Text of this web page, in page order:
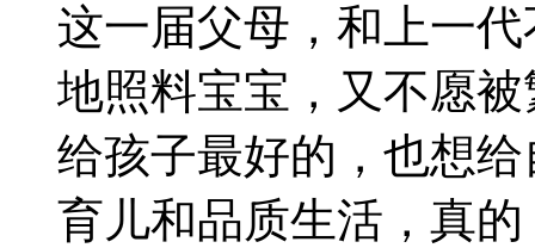
这一届父母，和上一
地照料宝宝，又不愿
给孩子最好的，也想
育儿和品质生活，真的